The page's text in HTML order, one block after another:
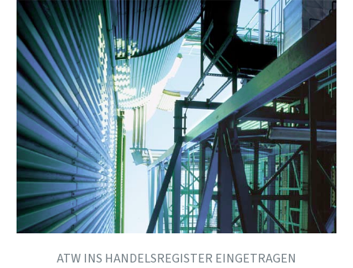
ATW INS HANDELSREGISTER EINGETRAGEN